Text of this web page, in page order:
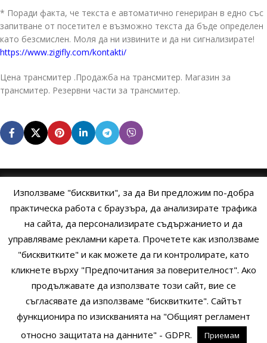
* Поради факта, че текста е автоматично генериран в едно със
запитване от посетител е възможно текста да бъде определен
като безсмислен. Моля да ни извините и да ни сигнализирате!
https://www.zigifly.com/kontakti/
Цена трансмитер .Продажба на трансмитер. Магазин за
трансмитер. Резервни части за трансмитер.
ОБЩИ УСЛОВИЯ УСЛОВИЯ И ПРАВИЛА
ПОЛИТИКА НА БИСКВИТКИТЕПОЛИТИКА ЗА ПОВЕРИТЕЛНОСТ
Copyright © 2014 - 2024 Zigifly.com — Developed by We Work With
You
Използваме "бисквитки", за да Ви предложим по-добра
практическа работа с браузъра, да анализирате трафика
на сайта, да персонализирате съдържанието и да
управляваме рекламни карета. Прочетете как използваме
"бисквитките" и как можете да ги контролирате, като
кликнете върху "Предпочитания за поверителност". Ако
продължавате да използвате този сайт, вие се
съгласявате да използваме "бисквитките". Сайтът
функционира по изискванията на "Общият регламент
относно защитата на данните" - GDPR.
Приемам